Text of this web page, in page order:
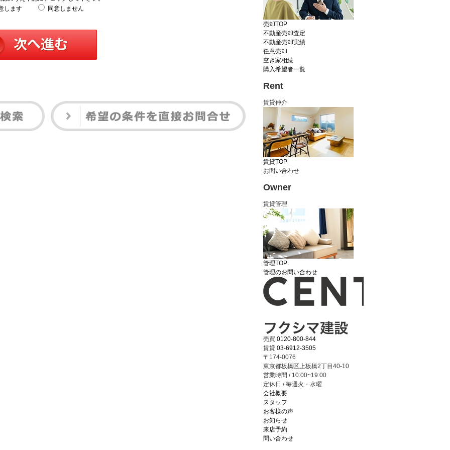
します
同意しません
売却TOP
不動産売却査定
不動産売却実績
任意売却
空き家相続
購入希望者一覧
Rent
賃貸仲介
賃貸TOP
お問い合わせ
Owner
賃貸管理
管理TOP
管理のお問い合わせ
売買 0120-800-844
賃貸 03-6912-3505
〒174-0076
東京都板橋区上板橋2丁目40-10
営業時間 / 10:00~19:00
定休日 / 毎週火・水曜
会社概要
スタッフ
お客様の声
お知らせ
来店予約
問い合わせ